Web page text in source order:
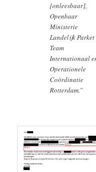
[onleesbaar],
Openbaar
Ministerie
Landelijk Parket
Team
Internationaal
Operationele
Coördinatie
Rotterdam.”